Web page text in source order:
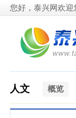
您好，泰兴网欢迎
人文 概览